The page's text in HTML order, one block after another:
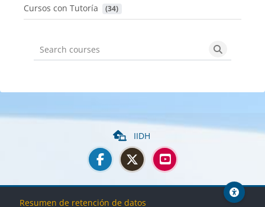
Cursos con Tutoría (34)
Search courses Search
IIDH
Bloques
Bloques
Bloques
Bloques
Resumen de retención de datos